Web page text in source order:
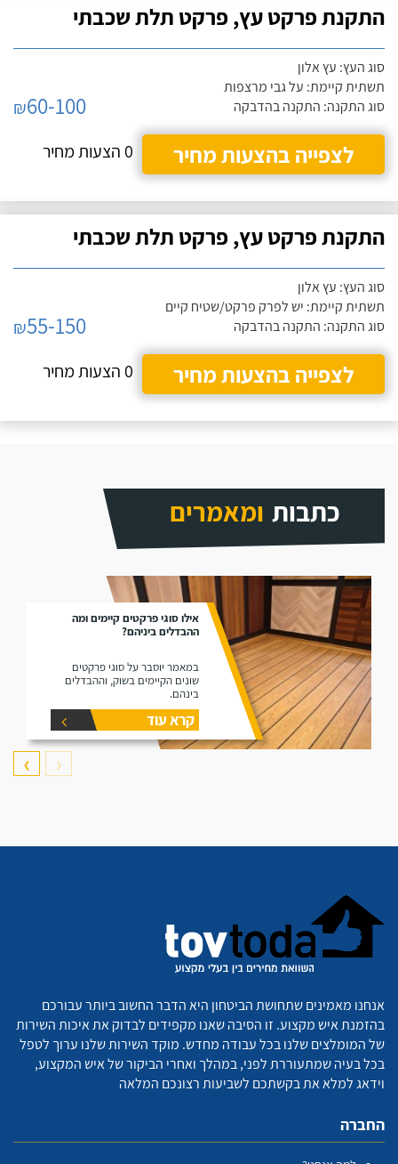
התקנת פרקט עץ, פרקט תלת שכבתי
סוג העץ: עץ אלון
תשתית קיימת: על גבי מרצפות
סוג התקנה: התקנה בהדבקה
₪60-100
לצפייה בהצעות מחיר
0 הצעות מחיר
התקנת פרקט עץ, פרקט תלת שכבתי
סוג העץ: עץ אלון
תשתית קיימת: יש לפרק פרקט/שטיח קיים
סוג התקנה: התקנה בהדבקה
₪55-150
לצפייה בהצעות מחיר
0 הצעות מחיר
כתבות ומאמרים
אילו סוגי פרקטים קיימים ומה
ההבדלים ביניהם?
במאמר יוסבר על סוגי פרקטים
שונים הקיימים בשוק, וההבדלים
בינהם.
קרא עוד
❮
❯
אנחנו מאמינים שתחושת הביטחון היא הדבר החשוב ביותר עבורכם
בהזמנת איש מקצוע. זו הסיבה שאנו מקפידים לבדוק את איכות השירות
של המומלצים שלנו בכל עבודה מחדש. מוקד השירות שלנו ערוך לטפל
בכל בעיה שמתעוררת לפני, במהלך ואחרי הביקור של איש המקצוע,
וידאג למלא את בקשתכם לשביעות רצונכם המלאה
החברה